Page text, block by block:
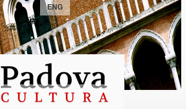
ENG